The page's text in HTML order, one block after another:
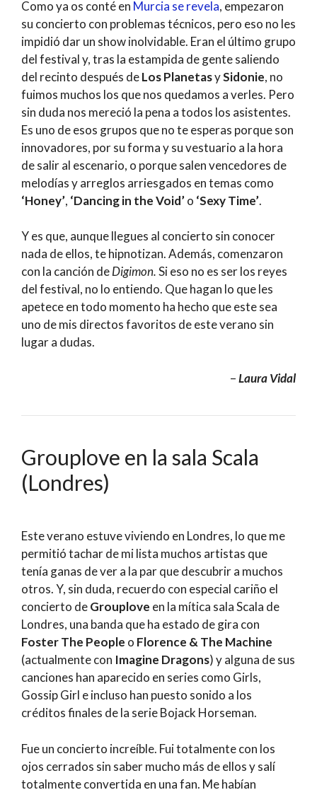
Como ya os conté en Murcia se revela, empezaron
su concierto con problemas técnicos, pero eso no les
impidió dar un show inolvidable. Eran el último grupo
del festival y, tras la estampida de gente saliendo
del recinto después deLos PlanetasySidonie, no
fuimos muchos los que nos quedamos a verles. Pero
sin duda nos mereció la pena a todos los asistentes.
Es uno de esos grupos que no te esperas porque son
innovadores, por su forma y su vestuario a la hora
de salir al escenario, o porque salen vencedores de
melodías y arreglos arriesgados en temas como
‘Honey’, ‘Dancing in the Void’o ‘Sexy Time’.
Y es que, aunque llegues al concierto sin conocer
nada de ellos, te hipnotizan. Además, comenzaron
con la canción deDigimon.Si eso no es ser los reyes
del festival, no lo entiendo. Que hagan lo que les
apetece en todo momento ha hecho que este sea
uno de mis directos favoritos de este verano sin
lugar a dudas.
–Laura Vidal
Grouplove en la sala Scala
(Londres)
Este verano estuve viviendo en Londres, lo que me
permitió tachar de mi lista muchos artistas que
tenía ganas de ver a la par que descubrir a muchos
otros. Y, sin duda, recuerdo con especial cariño el
concierto deGrouplove en la mítica sala Scala de
Londres, una banda que ha estado de gira con
Foster The People o Florence & The Machine
(actualmente con Imagine Dragons) y alguna de sus
canciones han aparecido en series como Girls,
Gossip Girl e incluso han puesto sonido a los
créditos finales de la serie Bojack Horseman.
Fue un concierto increíble. Fui totalmente con los
ojos cerrados sin saber mucho más de ellos y salí
totalmente convertida en una fan. Me habían